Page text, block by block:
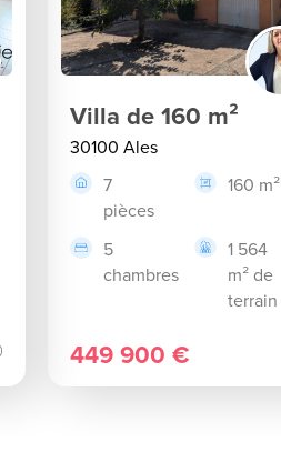
Villa de 160 m²
30100 Ales
7
pièces
160 m²
5
chambres
1 564
m² de
terrain
449 900 €